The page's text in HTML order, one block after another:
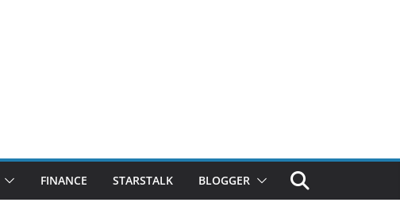
FINANCE STARSTALK BLOGGER